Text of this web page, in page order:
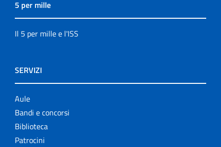
5 per mille
Il 5 per mille e l'ISS
SERVIZI
Aule
Bandi e concorsi
Biblioteca
Patrocini